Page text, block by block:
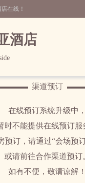
在线！
酒店
渠道预订
在线预订系统升级中
时不能提供在线预订服
预订，请通过“会场预
或请前往合作渠道预订
如有不便，敬请谅解